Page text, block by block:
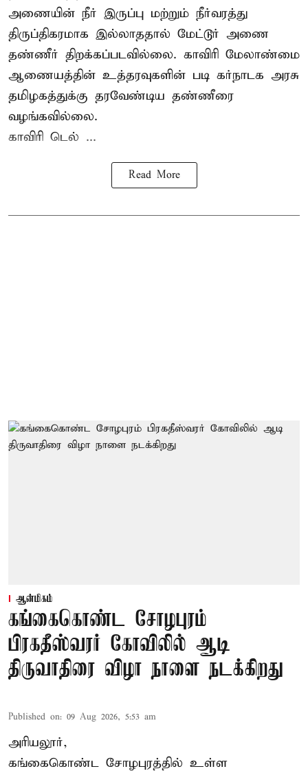
அணையின் நீர் இருப்பு மற்றும் நீர்வரத்து
திருப்திகரமாக இல்லாததால் மேட்டூர் அணை
தண்ணீர் திறக்கப்படவில்லை. காவிரி மேலாண்மை
ஆணையத்தின் உத்தரவுகளின் படி கர்நாடக அரசு
தமிழகத்துக்கு தரவேண்டிய தண்ணீரை
வழங்கவில்லை.
காவிரி டெல் ...
Read More
ஆன்மிகம்
கங்கைகொண்ட சோழபுரம்
பிரகதீஸ்வரர் கோவிலில் ஆடி
திருவாதிரை விழா நாளை நடக்கிறது
Published on: 09 Aug 2026, 5:53 am
அரியலூர்,
கங்கைகொண்ட சோழபுரத்தில் உள்ள